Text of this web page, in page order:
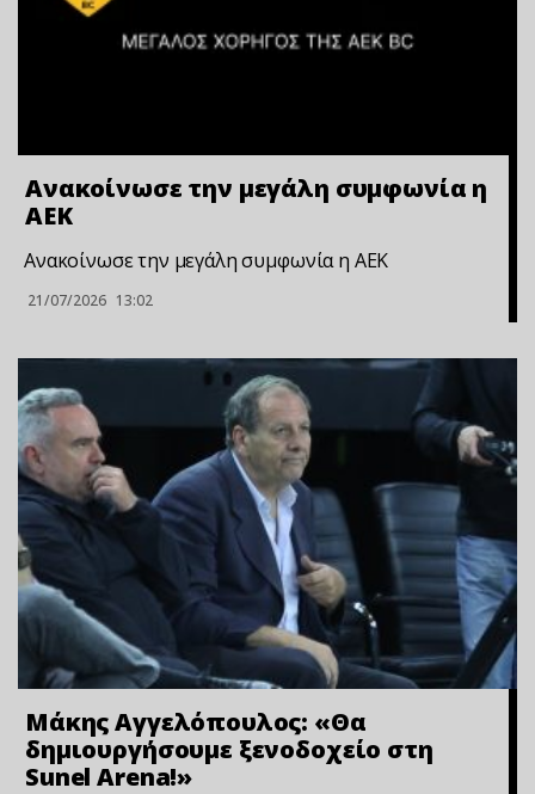
Ανακοίνωσε την μεγάλη συμφωνία η
ΑΕΚ
Ανακοίνωσε την μεγάλη συμφωνία η ΑΕΚ
21/07/2026 13:02
Μάκης Αγγελόπουλος: «Θα
δημιουργήσουμε ξενοδοχείο στη
Sunel Arena!»